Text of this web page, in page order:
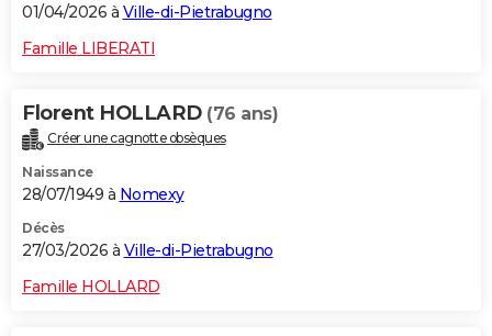
01/04/2026 à Ville-di-Pietrabugno
Famille LIBERATI
Florent HOLLARD (76 ans)
Créer une cagnotte obsèques
Naissance
28/07/1949 à Nomexy
Décès
27/03/2026 à Ville-di-Pietrabugno
Famille HOLLARD